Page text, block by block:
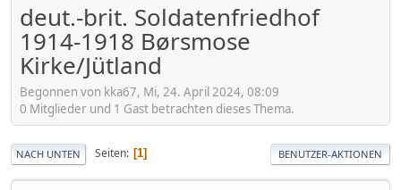
deut.-brit. Soldatenfriedhof
1914-1918 Børsmose
Kirke/Jütland
Begonnen von kka67, Mi, 24. April 2024, 08:09
0 Mitglieder und 1 Gast betrachten dieses Thema.
NACH UNTEN Seiten 1 BENUTZER-AKTIONEN